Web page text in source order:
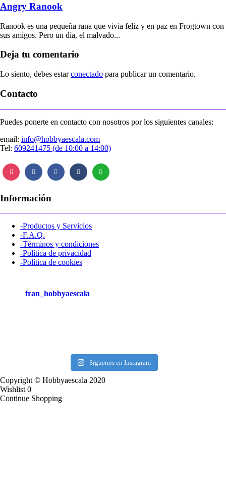
Angry Ranook
Ranook es una pequeña rana que vivia feliz y en paz en Frogtown con
sus amigos. Pero un día, el malvado...
Deja tu comentario
Lo siento, debes estarconectado para publicar un comentario.
Contacto
Puedes ponerte en contacto con nosotros por los siguientes canales:
email: info@hobbyaescala.com
Tel: 609241475 (de 10:00 a 14:00)
Información
-Productos y Servicios
-F.A.Q.
-Términos y condiciones
-Política de privacidad
-Política de cookies
fran_hobbyaescala
Síguenos en Instagram
Copyright © Hobbyaescala 2020
Wishlist 0
Continue Shopping